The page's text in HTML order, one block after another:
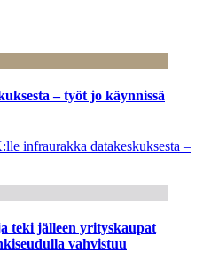
– työt jo käynnissä
infraurakka datakeskuksesta –
teki jälleen yrityskaupat
vahvistuu